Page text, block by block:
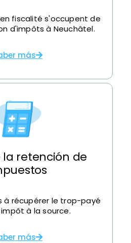
fiscalité s'occupent de
d'impôts à Neuchâtel.
más
la retención de
à récupérer le trop-payé
à la source.
más